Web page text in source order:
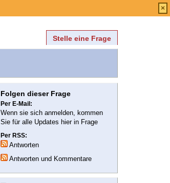
Stelle eine Frage
Folgen dieser Frage
Per E-Mail:
Wenn sie sich anmelden, kommen
Sie für alle Updates hier in Frage
Per RSS:
Antworten
Antworten und Kommentare
×